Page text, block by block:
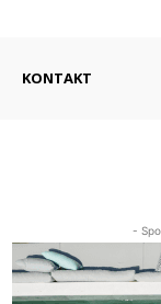
KONTAKT
-